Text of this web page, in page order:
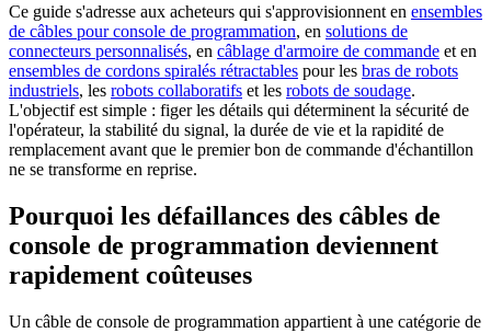
Ce guide s'adresse aux acheteurs qui s'approvisionnent en ensembles
de câbles pour console de programmation, en solutions de
connecteurs personnalisés, en câblage d'armoire de commande et en
ensembles de cordons spiralés rétractables pour les bras de robots
industriels, les robots collaboratifs et les robots de soudage.
L'objectif est simple : figer les détails qui déterminent la sécurité de
l'opérateur, la stabilité du signal, la durée de vie et la rapidité de
remplacement avant que le premier bon de commande d'échantillon
ne se transforme en reprise.
Pourquoi les défaillances des câbles de
console de programmation deviennent
rapidement coûteuses
Un câble de console de programmation appartient à une catégorie de